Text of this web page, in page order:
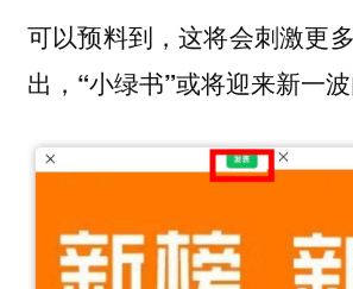
可以预料到，这将会刺激更
出，“小绿书”或将迎来新一波